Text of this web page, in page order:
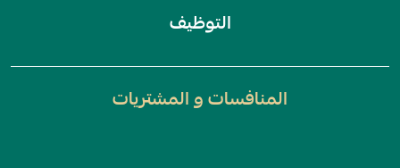
التوظيف
المنافسات و المشتريات